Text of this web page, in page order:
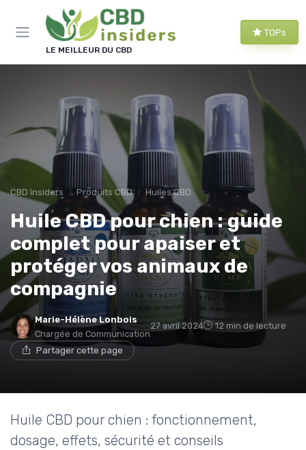
LE MEILLEUR DU CBD
TOPs
CBD Insiders Produits CBD Huiles CBD
Huile CBD pour chien : guide
complet pour apaiser et
protéger vos animaux de
compagnie
Marie-Hélène Lonbois
Chargée de Communication
27 avril 2024 12 min de lecture
Partager cette page
Huile CBD pour chien : fonctionnement,
dosage, effets, sécurité et conseils
Panneau de gestion des cookies